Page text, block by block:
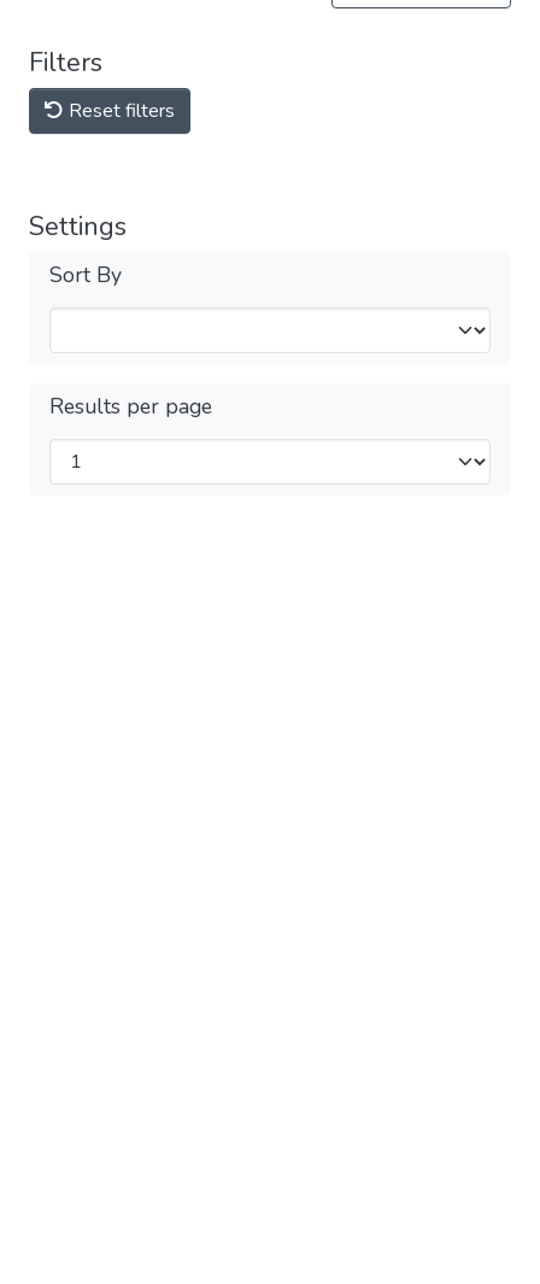
Filters
Reset filters
Settings
Sort By
Results per page